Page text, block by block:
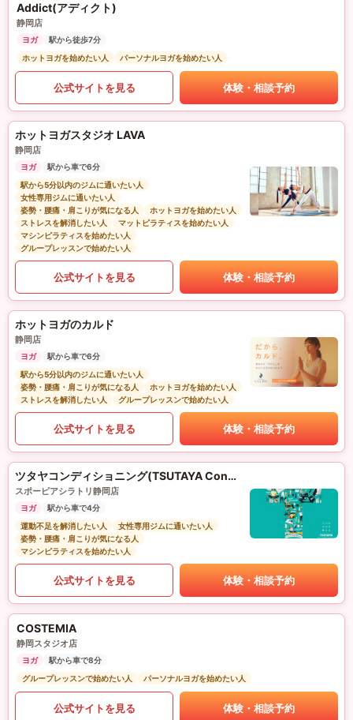
Addict(アディクト)
静岡店
ヨガ
駅から徒歩7分
ホットヨガを始めたい人
パーソナルヨガを始めたい人
公式サイトを見る 体験・相談予約
ホットヨガスタジオ LAVA
静岡店
ヨガ
駅から車で6分
駅から5分以内のジムに通いたい人
女性専用ジムに通いたい人
姿勢・腰痛・肩こりが気になる人
ホットヨガを始めたい人
ストレスを解消したい人
マットピラティスを始めたい人
マシンピラティスを始めたい人
グループレッスンで始めたい人
公式サイトを見る 体験・相談予約
ホットヨガのカルド
静岡店
ヨガ
駅から車で6分
駅から5分以内のジムに通いたい人
姿勢・腰痛・肩こりが気になる人
ホットヨガを始めたい人
ストレスを解消したい人
グループレッスンで始めたい人
公式サイトを見る 体験・相談予約
ツタヤコンディショニング(TSUTAYA Conditioning)PILATES
スポーピアシラトリ静岡店
ヨガ
駅から車で4分
運動不足を解消したい人
女性専用ジムに通いたい人
姿勢・腰痛・肩こりが気になる人
マシンピラティスを始めたい人
公式サイトを見る 体験・相談予約
COSTEMIA
静岡スタジオ店
ヨガ
駅から車で8分
グループレッスンで始めたい人
パーソナルヨガを始めたい人
公式サイトを見る 体験・相談予約